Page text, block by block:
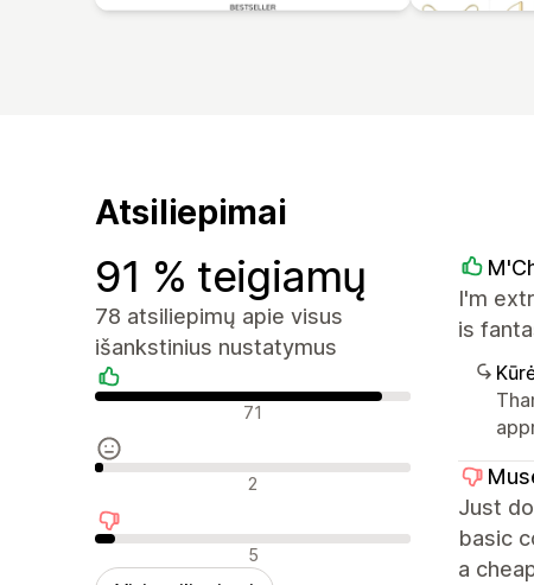
Atsiliepimai
91 % teigiamų
78 atsiliepimų apie visus
išankstinius nustatymus
Teigiami atsiliepimai
71
Neutralūs atsiliepimai
2
Neigiami atsiliepimai
5
I'm
is
Just
basic
a